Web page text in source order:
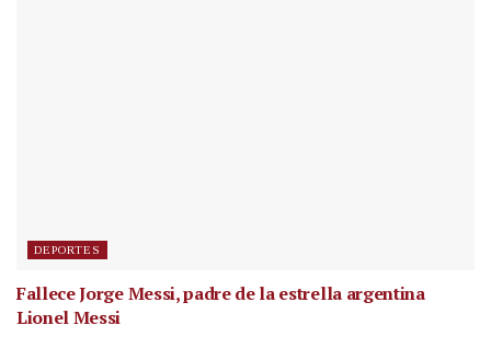
DEPORTES
Fallece Jorge Messi, padre de la estrella argentina
Lionel Messi